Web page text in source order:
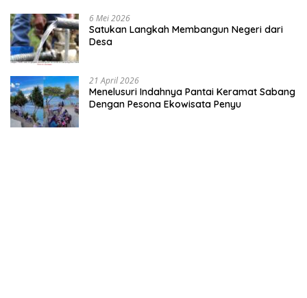
6 Mei 2026
Satukan Langkah Membangun Negeri dari
Desa
21 April 2026
Menelusuri Indahnya Pantai Keramat Sabang
Dengan Pesona Ekowisata Penyu